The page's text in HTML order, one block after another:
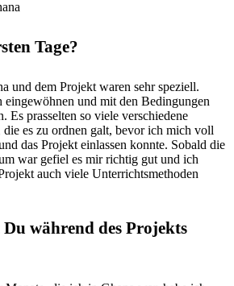
Tage?
und dem Projekt waren sehr speziell.
eingewöhnen und mit den Bedingungen
Es prasselten so viele verschiedene
es zu ordnen galt, bevor ich mich voll
das Projekt einlassen konnte. Sobald die
war gefiel es mir richtig gut und ich
auch viele Unterrichtsmethoden
während des Projekts